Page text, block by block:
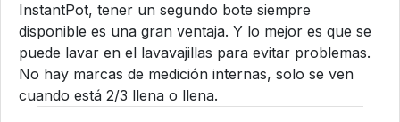
InstantPot, tener un segundo bote siempre
disponible es una gran ventaja. Y lo mejor es que se
puede lavar en el lavavajillas para evitar problemas.
No hay marcas de medición internas, solo se ven
cuando está 2/3 llena o llena.